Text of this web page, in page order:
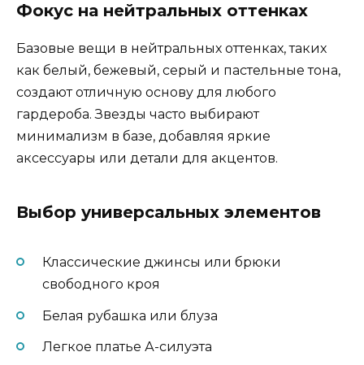
Фокус на нейтральных оттенках
Базовые вещи в нейтральных оттенках, таких
как белый, бежевый, серый и пастельные тона,
создают отличную основу для любого
гардероба. Звезды часто выбирают
минимализм в базе, добавляя яркие
аксессуары или детали для акцентов.
Выбор универсальных элементов
Классические джинсы или брюки
свободного кроя
Белая рубашка или блуза
Легкое платье А-силуэта